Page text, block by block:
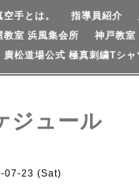
空手とは。 指導員紹介
教室 浜風集会所 神戸教室
廣松道場公式 極真刺繍Tシャ
ジュール
07-23 (Sat)